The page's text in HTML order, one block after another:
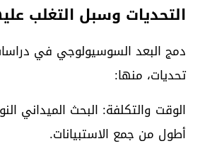
التحديات وسبل التغلب
دمج البعد السوسيولوجي في
تحديات، منها:
الوقت والتكلفة: البحث الميداني
أطول من جمع الاستبيانات.